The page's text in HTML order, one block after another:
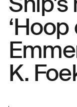
K.